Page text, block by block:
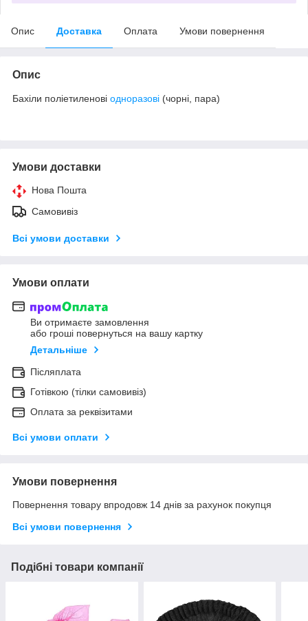
Опис Доставка Оплата Умови повернення
Опис
Бахіли поліетиленові одноразові (чорні, пара)
Умови доставки
Нова Пошта
Самовивіз
Всі умови доставки
Умови оплати
Ви отримаєте замовлення
або гроші повернуться на вашу картку
Детальніше
Післяплата
Готівкою (тілки самовивіз)
Оплата за реквізитами
Всі умови оплати
Умови повернення
Повернення товару впродовж 14 днів за рахунок покупця
Всі умови повернення
Подібні товари компанії